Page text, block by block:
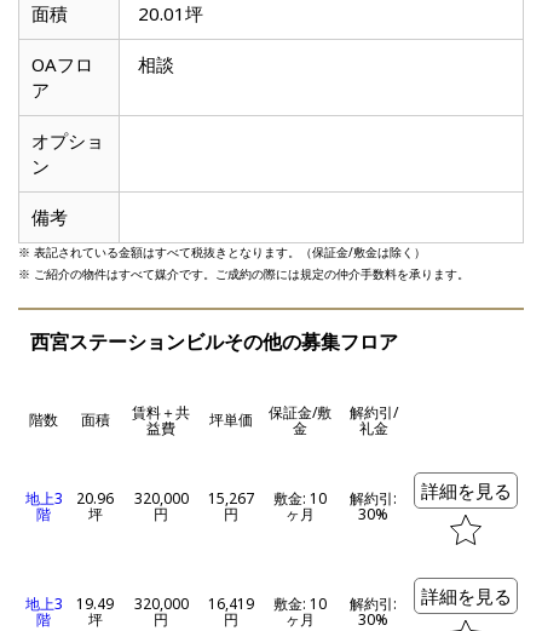
面積 20.01坪
OAフロ
ア
相談
オプショ
ン
備考
※ 表記されている金額はすべて税抜きとなります。（保証金/敷金は除く）
※ ご紹介の物件はすべて媒介です。ご成約の際には規定の仲介手数料を承ります。
西宮ステーションビルその他の募集フロア
階数 面積 賃料＋共
益費 坪単価 保証金/敷
金
解約引/
礼金
地上3
階
20.96
坪
320,000
円
15,267
円
敷金: 10
ヶ月
解約引:
30%
詳細を見る
地上3
階
19.49
坪
320,000
円
16,419
円
敷金: 10
ヶ月
解約引:
30%
詳細を見る